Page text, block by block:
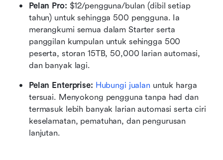
Pelan Pro: $12/pengguna/bulan (dibil setiap
tahun) untuk sehingga 500 pengguna. Ia
merangkumi semua dalam Starter serta
panggilan kumpulan untuk sehingga 500
peserta, storan 15TB, 50,000 larian automasi,
dan banyak lagi.
Pelan Enterprise: Hubungi jualan untuk harga
tersuai. Menyokong pengguna tanpa had dan
termasuk lebih banyak larian automasi serta ciri
keselamatan, pematuhan, dan pengurusan
lanjutan.